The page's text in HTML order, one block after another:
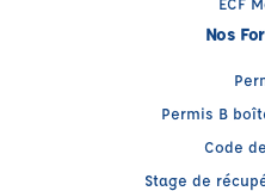
Nos
Permis B
Code
Stage de